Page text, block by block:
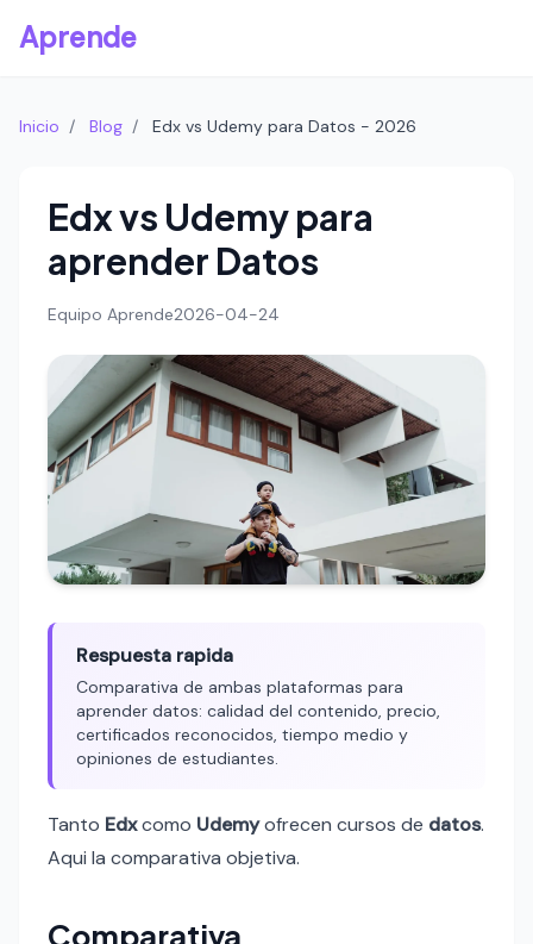
Aprende
Inicio / Blog / Edx vs Udemy para Datos - 2026
Edx vs Udemy para
aprender Datos
Equipo Aprende2026-04-24
Respuesta rapida
Comparativa de ambas plataformas para
aprender datos: calidad del contenido, precio,
certificados reconocidos, tiempo medio y
opiniones de estudiantes.
Tanto Edxcomo Udemyofrecen cursos de datos.
Aqui la comparativa objetiva.
Comparativa